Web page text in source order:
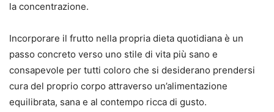
la concentrazione.
Incorporare il frutto nella propria dieta quotidiana è un
passo concreto verso uno stile di vita più sano e
consapevole per tutti coloro che si desiderano prendersi
cura del proprio corpo attraverso un’alimentazione
equilibrata, sana e al contempo ricca di gusto.